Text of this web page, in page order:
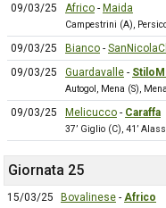
09/03/25
Africo - Maida
Campestrini (A),
09/03/25 Bianco -
09/03/25
Guardavalle -
Autogol, Mena (S), Mena
09/03/25 Melicucco - Caraffa
37’ Giglio (C), 41’
Giornata 25
15/03/25 Bovalinese - Africo